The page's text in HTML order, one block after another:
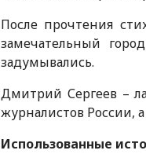
После прочтения
замечательный
задумывались.
Дмитрий Сергеев –
журналистов России,
Использованные